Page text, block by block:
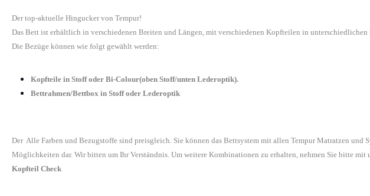
Der top-aktuelle Hingucker von Tempur!
Das Bett ist erhältlich in verschiedenen Breiten und Längen, mit verschiedenen Kopfteilen in unterschiedlichen
Die Bezüge können wie folgt gewählt werden:
Kopfteile in Stoff oder Bi-Colour(oben Stoff/unten Lederoptik).
Bettrahmen/Bettbox in Stoff oder Lederoptik
Der Alle Farben und Bezugstoffe sind preisgleich. Sie können das Bettsystem mit allen Tempur Matratzen
Möglichkeiten dar. Wir bitten um Ihr Verständnis. Um weitere Kombinationen zu erhalten, nehmen Sie bitte mit
Kopfteil Check